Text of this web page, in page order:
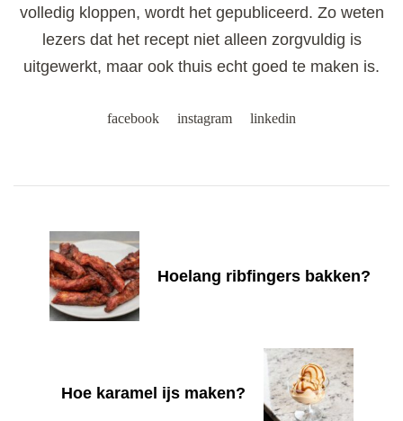
volledig kloppen, wordt het gepubliceerd. Zo weten
lezers dat het recept niet alleen zorgvuldig is
uitgewerkt, maar ook thuis echt goed te maken is.
facebook instagram linkedin
Navigation
Hoelang ribfingers bakken?
Hoe karamel ijs maken?